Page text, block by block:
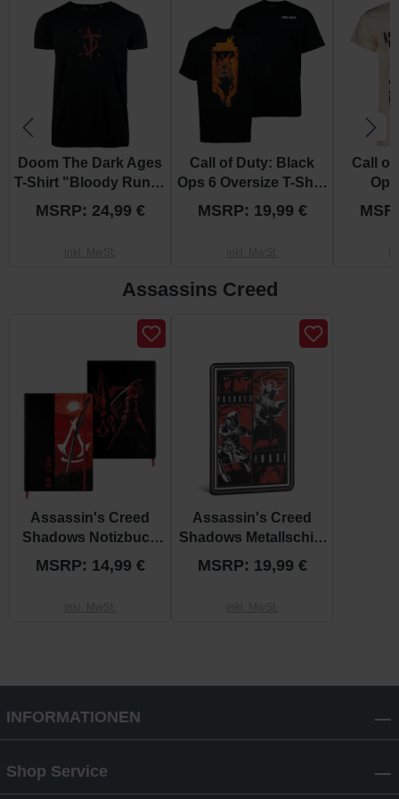
Doom The Dark Ages
T-Shirt "Bloody Rune"
XL
MSRP: 24,99 €
Call of Duty: Black
Ops 6 Oversize T-Shirt
"Hellhound" XL
MSRP: 19,99 €
Call of
Produktgalerie überspringenAssassins Creed
Assassin's Creed
Shadows Notizbuch
“Katana Sun”
MSRP: 14,99 €
Assassin's Creed
Shadows Metallschild
“Manga”
MSRP: 19,99 €
INFORMATIONEN
Shop Service